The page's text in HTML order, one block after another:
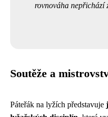
rovnováha nepřichází
Soutěže a
Páteřák na lyžích představuje